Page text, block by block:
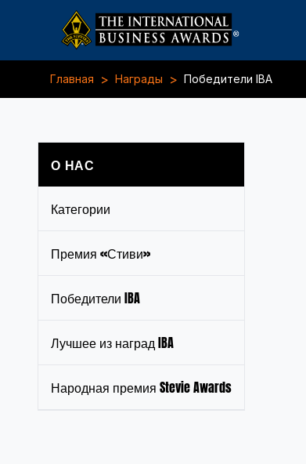
Главная > Награды > Победители IBA
О НАС
Категории
Премия «Стиви»
Победители IBA
Лучшее из наград IBA
Народная премия Stevie Awards